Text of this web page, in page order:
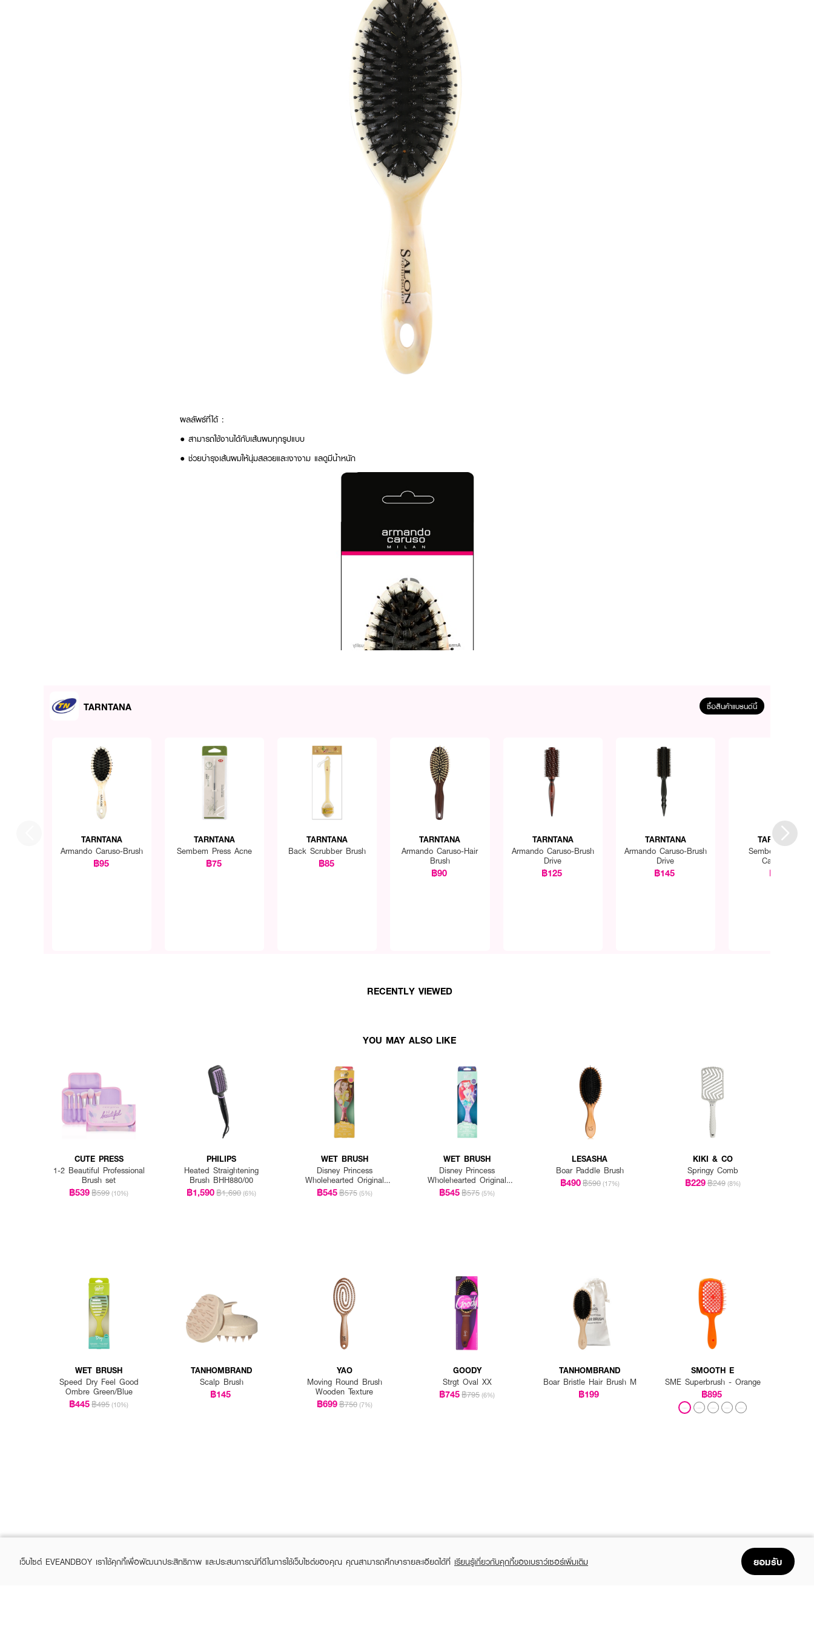
ผลลัพธ์ที่ได้ :
● สามารถใช้งานได้กับเส้นผมทุกรูปแบบ
● ช่วยบำรุงเส้นผมให้นุ่มสลวยและเงางาม แลดูมีน้ำหนัก
TARNTANA ซื้อสินค้าแบรนด์นี้
TARNTANA
Armando Caruso-Brush
฿95
TARNTANA
Sembem Press Acne
฿75
TARNTANA
Back Scrubber Brush
฿85
TARNTANA
Armando Caruso-Hair
Brush
฿90
TARNTANA
Armando Caruso-Brush
Drive
฿125
TARNTANA
Armando Caruso-Brush
Drive
฿145
TARNTANA
Sembem Divider
Cartridge
฿75
RECENTLY VIEWED
YOU MAY ALSO LIKE
CUTE PRESS
1-2 Beautiful Professional
Brush set
฿539฿599 (10%)
PHILIPS
Heated Straightening
Brush BHH880/00
฿1,590฿1,690 (6%)
WET BRUSH
Disney Princess
Wholehearted Original
Detangler-Belle Light Pink
฿545฿575 (5%)
WET BRUSH
Disney Princess
Wholehearted Original
Detangler-Ariel Purple
฿545฿575 (5%)
LESASHA
Boar Paddle Brush
฿490฿590 (17%)
KIKI & CO
Springy Comb
฿229฿249 (8%)
WET BRUSH
Speed Dry Feel Good
Ombre Green/Blue
฿445฿495 (10%)
TANHOMBRAND
Scalp Brush
฿145
YAO
Moving Round Brush
Wooden Texture
฿699฿750 (7%)
GOODY
Strgt Oval XX
฿745฿795 (6%)
TANHOMBRAND
Boar Bristle Hair Brush M
฿199
SMOOTH E
SME Superbrush - Orange
฿895
เว็บไซต์ EVEANDBOY เราใช้คุกกี้เพื่อพัฒนาประสิทธิภาพ และประสบการณ์ที่ดีในการใช้เว็บไซต์ของคุณ คุณสามารถศึกษารายละเอียดได้ที่ เรียนรู้เกี่ยวกับคุกกี้ของเบราว์เซอร์เพิ่มเติม ยอมรับ